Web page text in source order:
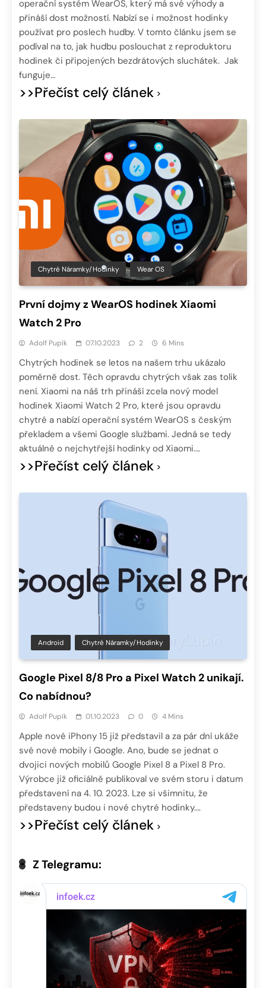
operační systém WearOS, který má své výhody a
přináší dost možností. Nabízí se i možnost hodinky
používat pro poslech hudby. V tomto článku jsem se
podíval na to, jak hudbu poslouchat z reproduktoru
hodinek či připojených bezdrátových sluchátek. Jak
funguje…
>>Přečíst celý článek
Chytré Náramky/hodinky Wear OS
První dojmy z WearOS hodinek Xiaomi
Watch 2 Pro
Adolf Pupík 07.10.2023 2 6 Mins
Chytrých hodinek se letos na našem trhu ukázalo
poměrně dost. Těch opravdu chytrých však zas tolik
není. Xiaomi na náš trh přináší zcela nový model
hodinek Xiaomi Watch 2 Pro, které jsou opravdu
chytré a nabízí operační systém WearOS s českým
překladem a všemi Google službami. Jedná se tedy
aktuálně o nejchytřejší hodinky od Xiaomi….
>>Přečíst celý článek
Android Chytré Náramky/hodinky
Google Pixel 8/8 Pro a Pixel Watch 2 unikají.
Co nabídnou?
Adolf Pupík 01.10.2023 0 4 Mins
Apple nové iPhony 15 již představil a za pár dní ukáže
své nové mobily i Google. Ano, bude se jednat o
dvojici nových mobilů Google Pixel 8 a Pixel 8 Pro.
Výrobce již oficiálně publikoval ve svém storu i datum
představení na 4. 10. 2023. Lze si všimnitu, že
představeny budou i nové chytré hodinky….
>>Přečíst celý článek
Z Telegramu: